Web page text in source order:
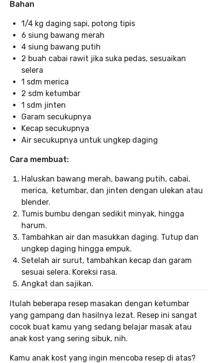
Bahan
1/4 kg daging sapi, potong tipis
6 siung bawang merah
4 siung bawang putih
2 buah cabai rawit jika suka pedas, sesuaikan
selera
1 sdm merica
2 sdm ketumbar
1 sdm jinten
Garam secukupnya
Kecap secukupnya
Air secukupnya untuk ungkep daging
Cara membuat:
Haluskan bawang merah, bawang putih, cabai,
merica, ketumbar, dan jinten dengan ulekan atau
blender.
Tumis bumbu dengan sedikit minyak, hingga
harum.
Tambahkan air dan masukkan daging. Tutup dan
ungkep daging hingga empuk.
Setelah air surut, tambahkan kecap dan garam
sesuai selera. Koreksi rasa.
Angkat dan sajikan.
Itulah beberapa resep masakan dengan ketumbar
yang gampang dan hasilnya lezat. Resep ini sangat
cocok buat kamu yang sedang belajar masak atau
anak kost yang sering sibuk, nih.
Kamu anak kost yang ingin mencoba resep di atas?